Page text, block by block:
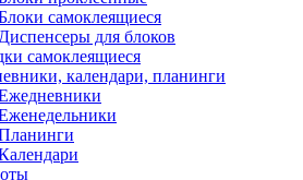
самоклеящиеся
Диспенсеры для блоков
самоклеящиеся
календари, планинги